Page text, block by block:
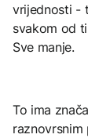
vrijednosti -
svakom od
Sve manje.
To ima